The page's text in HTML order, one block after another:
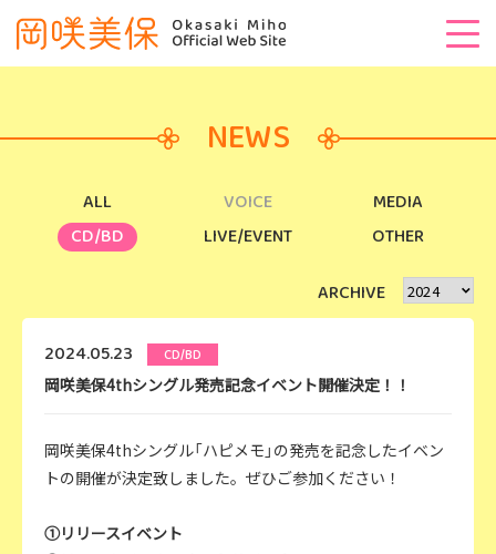
NEWS
ALL VOICE
MEDIA
CD/BD
LIVE/EVENT OTHER
ARCHIVE
2024.05.23 CD/BD
岡咲美保4thシングル発売記念イベント開催決定！！
岡咲美保4thシングル「ハピメモ」の発売を記念したイベン
トの開催が決定致しました。ぜひご参加ください！
①リリースイベント